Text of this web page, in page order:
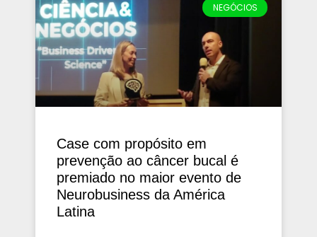
NEGÓCIOS
Case com propósito em
prevenção ao câncer bucal é
premiado no maior evento de
Neurobusiness da América
Latina